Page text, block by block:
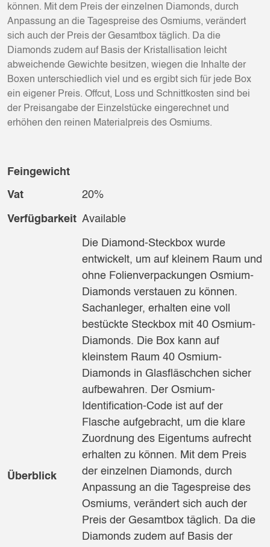
können. Mit dem Preis der einzelnen Diamonds, durch
Anpassung an die Tagespreise des Osmiums, verändert
sich auch der Preis der Gesamtbox täglich. Da die
Diamonds zudem auf Basis der Kristallisation leicht
abweichende Gewichte besitzen, wiegen die Inhalte der
Boxen unterschiedlich viel und es ergibt sich für jede Box
ein eigener Preis. Offcut, Loss und Schnittkosten sind bei
der Preisangabe der Einzelstücke eingerechnet und
erhöhen den reinen Materialpreis des Osmiums.
Feingewicht
Vat 20%
Verfügbarkeit Available
Überblick
Die Diamond-Steckbox wurde
entwickelt, um auf kleinem Raum und
ohne Folienverpackungen Osmium-
Diamonds verstauen zu können.
Sachanleger, erhalten eine voll
bestückte Steckbox mit 40 Osmium-
Diamonds. Die Box kann auf
kleinstem Raum 40 Osmium-
Diamonds in Glasfläschchen sicher
aufbewahren. Der Osmium-
Identification-Code ist auf der
Flasche aufgebracht, um die klare
Zuordnung des Eigentums aufrecht
erhalten zu können. Mit dem Preis
der einzelnen Diamonds, durch
Anpassung an die Tagespreise des
Osmiums, verändert sich auch der
Preis der Gesamtbox täglich. Da die
Diamonds zudem auf Basis der